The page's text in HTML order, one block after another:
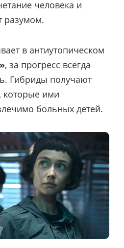
человека и
разумом.
в антиутопическом
, за прогресс всегда
Гибриды получают
которые ими
больных детей.